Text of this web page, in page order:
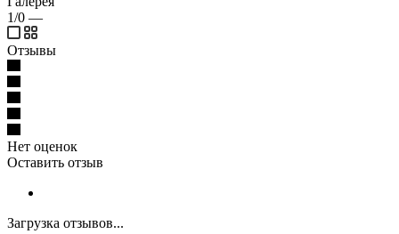
1/0 —
Отзывы
Нет оценок
Оставить отзыв
Загрузка отзывов...